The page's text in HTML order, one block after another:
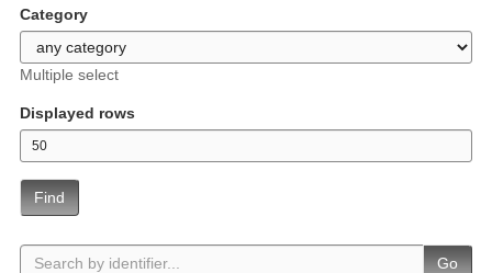
Category
Multiple select
Displayed rows
Find
Go